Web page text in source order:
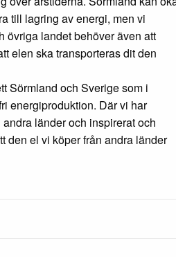
till lagring av energi, men vi
övriga landet behöver även att
elen ska transporteras dit den
Sörmland och Sverige som i
energiproduktion. Där vi har
länder och inspirerat och
den el vi köper från andra länder